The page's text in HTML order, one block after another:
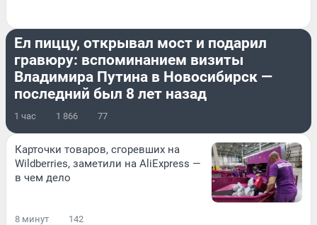
Ел пиццу, открывал мост и подарил
гравюру: вспоминанием визиты
Владимира Путина в Новосибирск —
последний был 8 лет назад
1 час 1 866 77
Карточки товаров, сгоревших на
Wildberries, заметили на AliExpress —
в чем дело
8 минут 142